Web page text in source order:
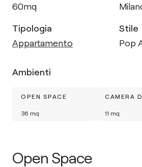
60mq
Tipologia
Appartamento
Stile
Pop
Ambienti
OPEN SPACE
36 mq
CAMERA
11 mq
Open Space